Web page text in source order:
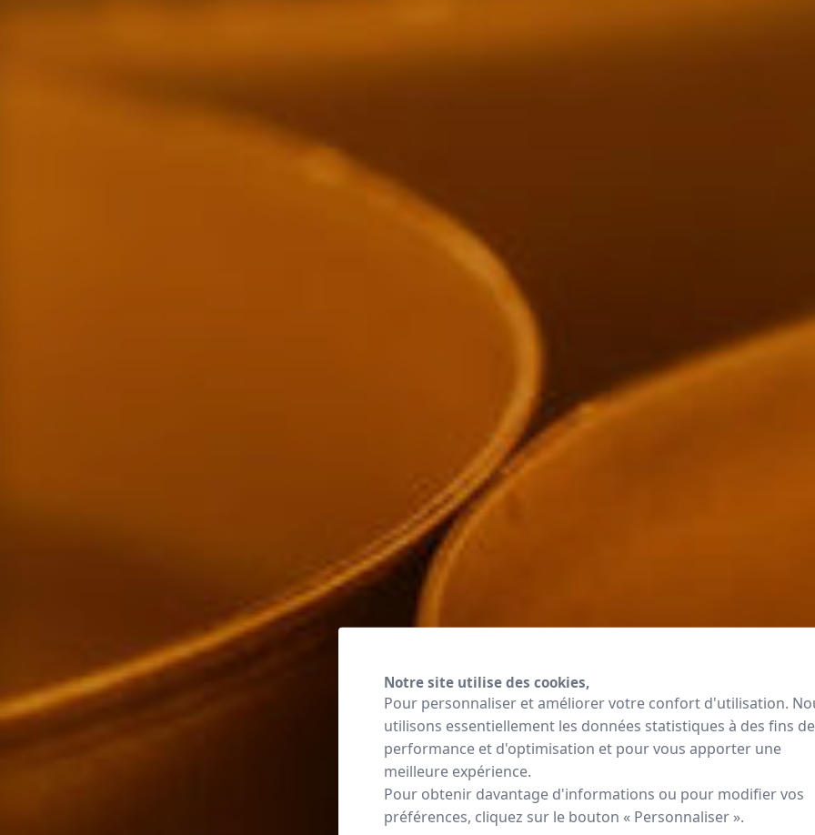
Notre site utilise des cookies,
Pour personnaliser et améliorer votre confort d'utilisation.
utilisons essentiellement les données statistiques à des fins de
performance et d'optimisation et pour vous apporter une
meilleure expérience.
Pour obtenir davantage d'informations ou pour modifier vos
préférences, cliquez sur le bouton « Personnaliser ».